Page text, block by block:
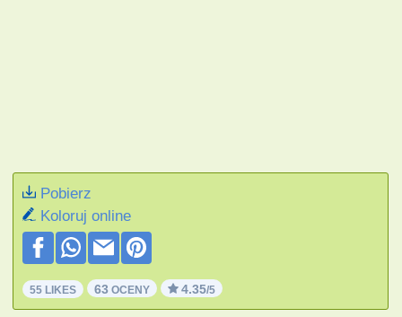
Pobierz
Koloruj online
55 LIKES 63 OCENY 4.35/5